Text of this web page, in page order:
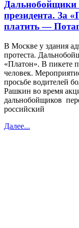
Дальнобойщики
президента. За
платить —
В Москве у здания
протеста.
«Платон». В пикете
человек.
просьбе водителей
Рашкин во время
дальнобойщиков
российский
Далее...